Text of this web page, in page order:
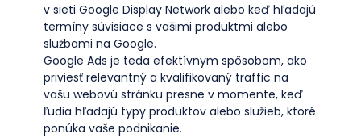
v sieti Google Display Network alebo keď hľadajú
termíny súvisiace s vašimi produktmi alebo
službami na Google.
Google Ads je teda efektívnym spôsobom, ako
priviesť relevantný a kvalifikovaný traffic na
vašu webovú stránku presne v momente, keď
ľudia hľadajú typy produktov alebo služieb, ktoré
ponúka vaše podnikanie.